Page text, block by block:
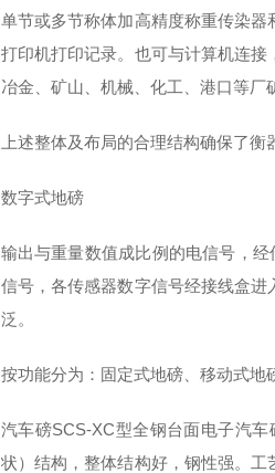
单节或多节称体加高精度称重传染
打印机打印记录。也可与计算机连
冶金、矿山、机械、化工、港口等
上述整体及布局的合理结构确保了
数字式地磅
输出与重量数值成比例的电信号，
信号，各传感器数字信号经接线盒
泛。
按功能分为：固定式地磅、移动式地
汽车磅SCS-XC型全钢台面电子汽
状）结构，整体结构好，钢性强。